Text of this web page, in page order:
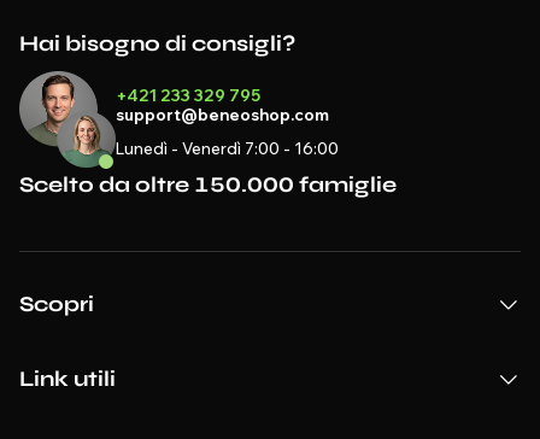
Hai bisogno di consigli?
+421 233 329 795
support@beneoshop.com
Lunedì - Venerdì 7:00 - 16:00
Scelto da oltre 150.000 famiglie
Scopri
Link utili